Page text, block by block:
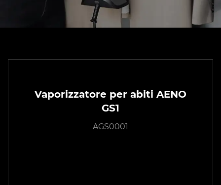
Vaporizzatore per abiti AENO
GS1
AGS0001